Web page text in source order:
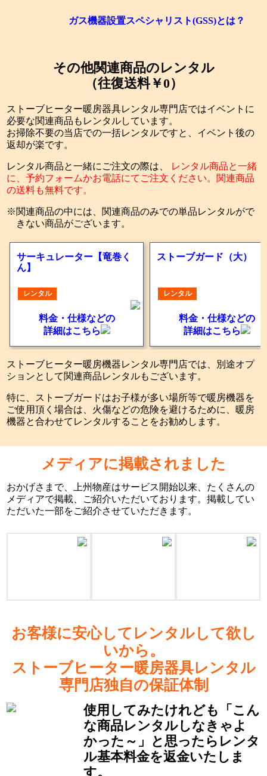
ガス機器設置スペシャリスト(GSS)とは？
その他関連商品のレンタル
（往復送料￥0）
ストーブヒーター暖房器具レンタル専門店ではイベントに
必要な関連商品もレンタルしています。
お掃除不要の当店での一括レンタルですと、イベント後の
返却が楽です。
レンタル商品と一緒にご注文の際は、
レンタル商品と一緒
に、予約フォームかお電話にてご注文ください。関連商品
の送料も無料です。
関連商品の中には、関連商品のみでの単品レンタルがで
きない商品がございます。
サーキュレーター【竜巻く
ん】
レンタル
料金・仕様などの
詳細はこちら
ストーブガード（大）
レンタル
料金・仕様などの
詳細はこちら
ストーブヒーター暖房機器レンタル専門店では、別途オプ
ションとして関連商品レンタルもございます。
特に、ストーブガードはお子様が多い場所等で暖房機器を
ご使用頂く場合は、火傷などの危険を避けるために、暖房
機器と合わせてレンタルすることをお勧めします。
メディアに掲載されました
おかげさまで、上州物産はサービス開始以来、たくさんの
メディアで掲載、ご紹介いただいております。掲載してい
ただいた一部をご紹介させていただきます。
お客様に安心してレンタルして欲し
いから。
ストーブヒーター暖房器具レンタル
専門店独自の保証体制
使用してみたけれども「こん
な商品レンタルしなきゃよ
かった～」と思ったらレンタ
ル基本料金を返金いたしま
す。